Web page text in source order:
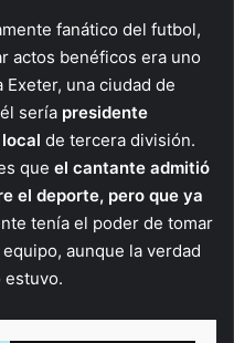
fanático del futbol,
actos benéficos era uno
una ciudad de
sería presidente
de tercera división.
que el cantante admitió
el deporte, pero que ya
tenía el poder de tomar
aunque la verdad
estuvo.